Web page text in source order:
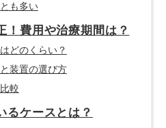
も多い
！費用や治療期間は？
どのくらい？
装置の選び方
較
るケースとは？